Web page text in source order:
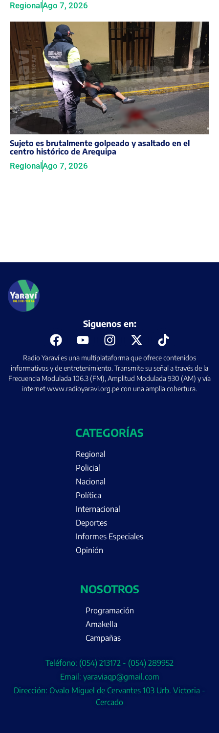
Regional Ago 7, 2026
Sujeto es brutalmente golpeado y asaltado en el
centro histórico de Arequipa
RegionalAgo 7, 2026
Radio Yaraví es una multiplataforma que ofrece contenidos
informativos y de entretenimiento. Transmite su señal a través de la
Frecuencia Modulada 106.3 (FM), Amplitud Modulada 930 (AM) y vía
internet www.radioyaravi.org.pe con una amplia cobertura.
Siguenos en:
CATEGORÍAS
Regional
Policial
Nacional
Política
Internacional
Deportes
Informes Especiales
Opinión
NOSOTROS
Programación
Amakella
Campañas
Teléfono: (054) 213172 - (054) 289952
Email: yaraviaqp@gmail.com
Dirección: Ovalo Miguel de Cervantes 103 Urb. Victoria -
Cercado